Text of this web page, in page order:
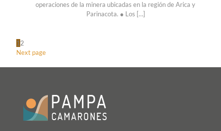
operaciones de la minera ubicadas en la región de Arica y
Parinacota. ● Los […]
1 2
Next page